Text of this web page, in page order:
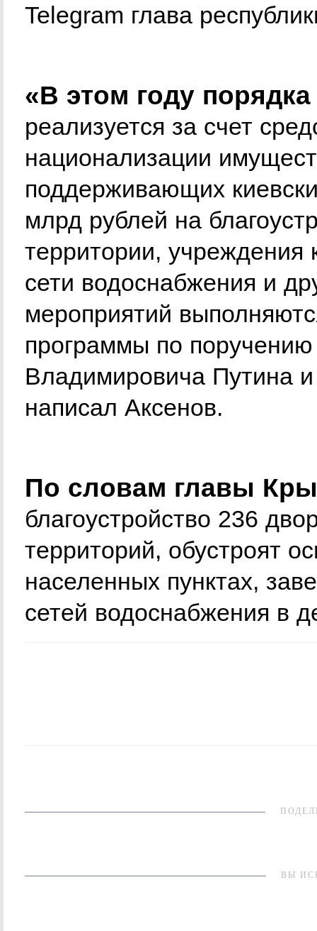
Telegram глава
«В этом году
реализуется за счет
национализации
поддерживающих
млрд рублей на
территории, учреждения
сети водоснабжения и
мероприятий
программы по
Владимировича Путина
написал Аксенов.
По словам главы
благоустройство 236
территорий, обустроят
населенных пунктах,
сетей водоснабжения в
ВЫ